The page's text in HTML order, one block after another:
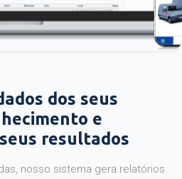
dos seus
e
resultados
nosso sistema gera relatórios